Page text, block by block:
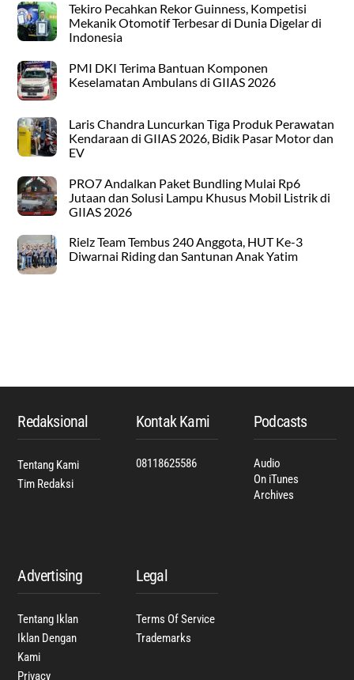
Tekiro Pecahkan Rekor Guinness, Kompetisi
Mekanik Otomotif Terbesar di Dunia Digelar di
Indonesia
PMI DKI Terima Bantuan Komponen
Keselamatan Ambulans di GIIAS 2026
Laris Chandra Luncurkan Tiga Produk Perawatan
Kendaraan di GIIAS 2026, Bidik Pasar Motor dan
EV
PRO7 Andalkan Paket Bundling Mulai Rp6
Jutaan dan Solusi Lampu Khusus Mobil Listrik di
GIIAS 2026
Rielz Team Tembus 240 Anggota, HUT Ke-3
Diwarnai Riding dan Santunan Anak Yatim
Redaksional
Tentang Kami
Tim Redaksi
Kontak Kami
08118625586
Podcasts
Audio
On iTunes
Archives
Advertising
Tentang Iklan
Iklan Dengan
Kami
Privacy
Legal
Terms Of Service
Trademarks